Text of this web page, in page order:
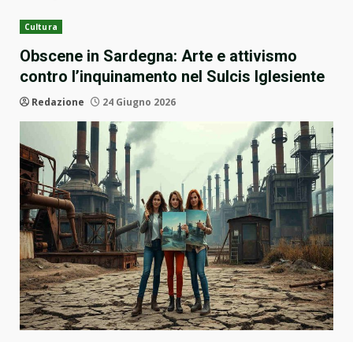
Cultura
Obscene in Sardegna: Arte e attivismo
contro l’inquinamento nel Sulcis Iglesiente
Redazione 24 Giugno 2026